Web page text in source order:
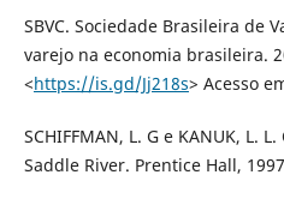
SBVC. Sociedade Brasileira de
varejo na economia brasileira.
<https://is.gd/Jj218s> Acesso
SCHIFFMAN, L. G e KANUK, L.
Saddle River. Prentice Hall,